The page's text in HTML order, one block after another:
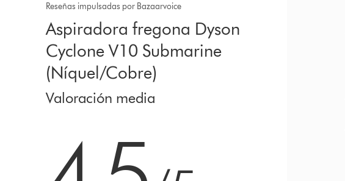
Reseñas impulsadas por Bazaarvoice
Aspiradora fregona Dyson
Cyclone V10 Submarine
(Níquel/Cobre)
Valoración media